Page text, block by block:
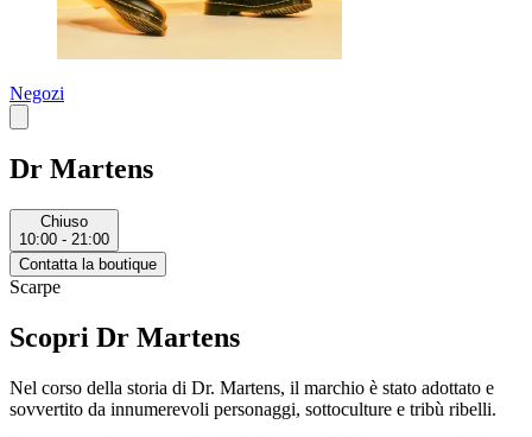
Negozi
Dr Martens
Chiuso
10:00 - 21:00
Contatta la boutique
Scarpe
Scopri Dr Martens
Nel corso della storia di Dr. Martens, il marchio è stato adottato e
sovvertito da innumerevoli personaggi, sottoculture e tribù ribelli.